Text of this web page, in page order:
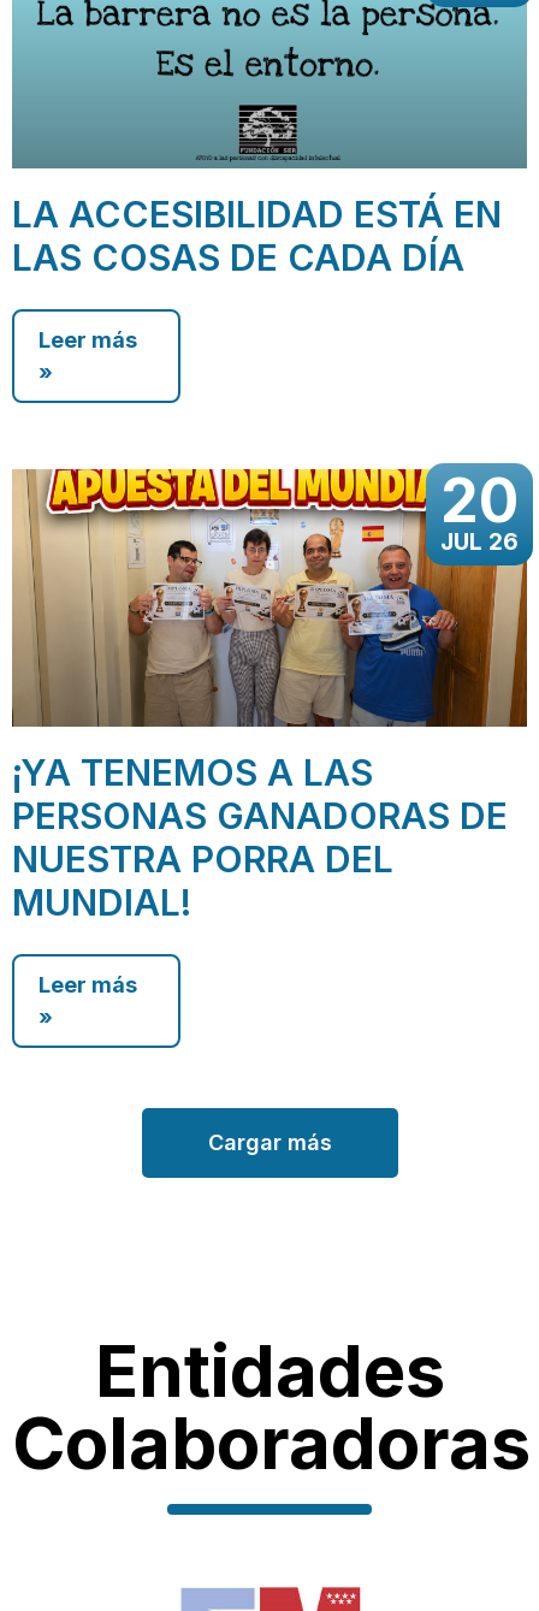
LA ACCESIBILIDAD ESTÁ EN
LAS COSAS DE CADA DÍA
Leer más
»
20
JUL 26
¡YA TENEMOS A LAS
PERSONAS GANADORAS DE
NUESTRA PORRA DEL
MUNDIAL!
Leer más
»
Cargar más
Entidades
Colaboradoras